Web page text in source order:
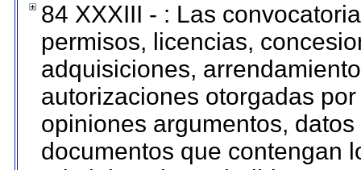
84 XXXIII - : Las
permisos, licencias,
adquisiciones,
autorizaciones otorgadas
opiniones argumentos,
documentos que contengan